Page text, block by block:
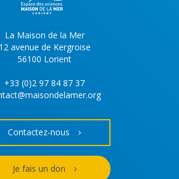
La Maison de la Mer
12 avenue de Kergroise
56100 Lorient
+33 (0)2 97 84 87 37
Contactez-nous
Je fais un don